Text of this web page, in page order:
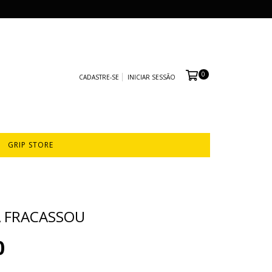
CADASTRE-SE INICIAR SESSÃO 0
GRIP STORE